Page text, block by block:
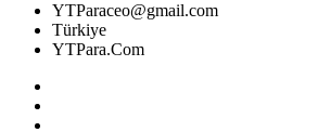
YTParaceo@gmail.com
Türkiye
YTPara.Com